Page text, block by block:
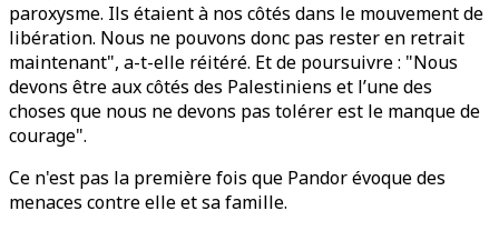
paroxysme. Ils étaient à nos côtés dans le mouvement de
libération. Nous ne pouvons donc pas rester en retrait
maintenant", a-t-elle réitéré. Et de poursuivre : "Nous
devons être aux côtés des Palestiniens et l’une des
choses que nous ne devons pas tolérer est le manque de
courage".
Ce n'est pas la première fois que Pandor évoque des
menaces contre elle et sa famille.